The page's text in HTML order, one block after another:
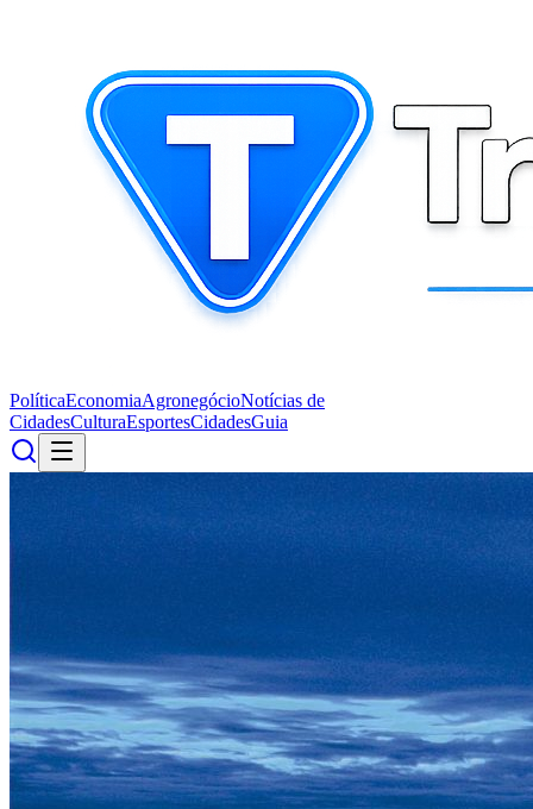
PolíticaEconomiaAgronegócioNotícias de
CidadesCulturaEsportesCidadesGuia